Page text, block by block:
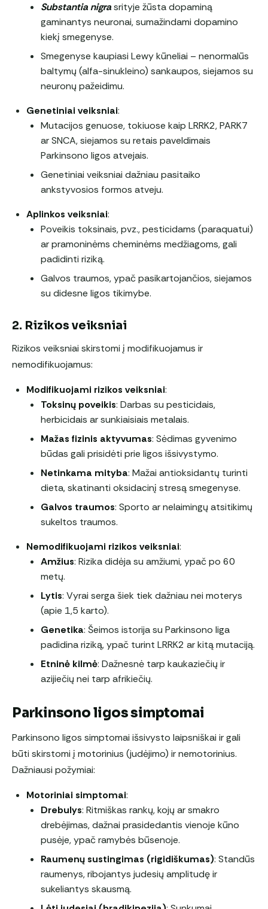
Substantia nigrasrityje žūsta dopaminą
gaminantys neuronai, sumažindami dopamino
kiekį smegenyse.
Smegenyse kaupiasi Lewy kūneliai – nenormalūs
baltymų (alfa-sinukleino) sankaupos, siejamos su
neuronų pažeidimu.
Genetiniai veiksniai:
Mutacijos genuose, tokiuose kaip LRRK2, PARK7
ar SNCA, siejamos su retais paveldimais
Parkinsono ligos atvejais.
Genetiniai veiksniai dažniau pasitaiko
ankstyvosios formos atveju.
Aplinkos veiksniai:
Poveikis toksinais, pvz., pesticidams (paraquatui)
ar pramoninėms cheminėms medžiagoms, gali
padidinti riziką.
Galvos traumos, ypač pasikartojančios, siejamos
su didesne ligos tikimybe.
2. Rizikos veiksniai
Rizikos veiksniai skirstomi į modifikuojamus ir
nemodifikuojamus:
Modifikuojami rizikos veiksniai:
Toksinų poveikis: Darbas su pesticidais,
herbicidais ar sunkiaisiais metalais.
Mažas fizinis aktyvumas: Sėdimas gyvenimo
būdas gali prisidėti prie ligos išsivystymo.
Netinkama mityba: Mažai antioksidantų turinti
dieta, skatinanti oksidacinį stresą smegenyse.
Galvos traumos: Sporto ar nelaimingų atsitikimų
sukeltos traumos.
Nemodifikuojami rizikos veiksniai:
Amžius: Rizika didėja su amžiumi, ypač po 60
metų.
Lytis: Vyrai serga šiek tiek dažniau nei moterys
(apie 1,5 karto).
Genetika: Šeimos istorija su Parkinsono liga
padidina riziką, ypač turint LRRK2 ar kitą mutaciją.
Etninė kilmė: Dažnesnė tarp kaukaziečių ir
azijiečių nei tarp afrikiečių.
Parkinsono ligos simptomai
Parkinsono ligos simptomai išsivysto laipsniškai ir gali
būti skirstomi į motorinius (judėjimo) ir nemotorinius.
Dažniausi požymiai:
Motoriniai simptomai:
Drebulys: Ritmiškas rankų, kojų ar smakro
drebėjimas, dažnai prasidedantis vienoje kūno
pusėje, ypač ramybės būsenoje.
Raumenų sustingimas (rigidiškumas): Standūs
raumenys, ribojantys judesių amplitudę ir
sukeliantys skausmą.